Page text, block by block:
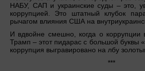
НАБУ, САП и украинские суды – это,
коррупцией. Это штатный клубок
рычагом влияния США на
И вдвойне смешно, когда о коррупции
Трамп – этот пидарас с большой буквы
коррупция выгравировано на лбу
***